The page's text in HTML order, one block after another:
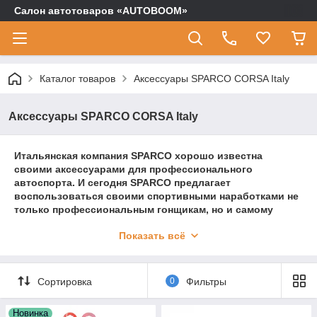
Салон автотоваров «AUTOBOOM»
Каталог товаров Аксессуары SPARCO CORSA Italy
Аксессуары SPARCO CORSA Italy
Итальянская компания SPARCO хорошо известна
своими аксессуарами для профессионального
автоспорта. И сегодня SPARCO предлагает
воспользоваться своими спортивными наработками не
только профессиональным гонщикам, но и самому
в рамках своего нового проекта SPARCO CORSA начала
В каждом из аксессуаров, которые выпускаются под
брэндом SPARCO CORSA, воплощены спортивная
философия и дух Sparco, переносимые из мира
Показать всё
Сортировка 0 Фильтры
Новинка